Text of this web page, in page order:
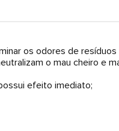
os odores de
o mau cheiro e
efeito imediato;